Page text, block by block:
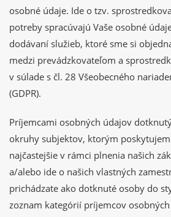
osobné údaje. Ide o tzv.
potreby spracúvajú Vaše osobné
dodávaní služieb, ktoré sme si
medzi prevádzkovateľom a
v súlade s čl. 28 Všeobecného
(GDPR).
Príjemcami osobných údajov
okruhy subjektov, ktorým
najčastejšie v rámci plnenia našich
a/alebo ide o našich vlastných
prichádzate ako dotknuté osoby do
zoznam kategórií príjemcov